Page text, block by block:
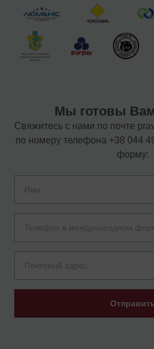
Мы готовы
Свяжитесь с нами по почте
по номеру телефона +38 044
форму: